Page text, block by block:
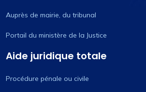
Auprès de mairie, du tribunal
Portail du ministère de la Justice
Aide juridique totale
Procédure pénale ou civile